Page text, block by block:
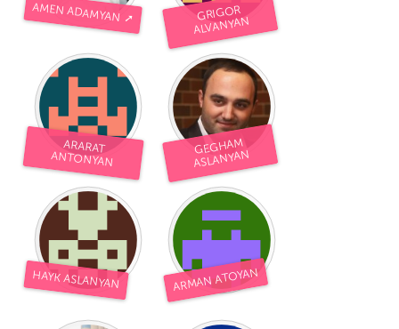
AMEN ADAMYAN ➚ GRIGOR
ALVANYAN
ARARAT
ANTONYAN
GEGHAM
ASLANYAN
HAYK ASLANYAN ARMAN ATOYAN